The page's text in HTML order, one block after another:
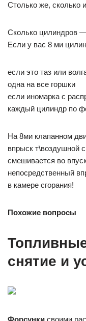
Столько же, сколько
Сколько цилиндров
Если у вас 8 ми
если это таз или
одна на все горшки
если иномарка с
каждый цилиндр по
На 8ми клапанном
впрыск т\воздушной
смешивается во
непосредственный
в камере сгорания!
Похожие вопросы
снятие и
Форсунки своими